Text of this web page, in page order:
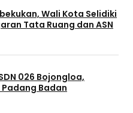
Wali Kota Selidiki
Tata Ruang dan ASN
026 Bojongloa,
Badan